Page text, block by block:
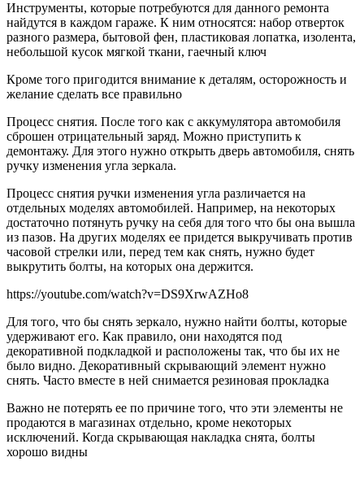
Инструменты, которые потребуются для данного ремонта
найдутся в каждом гараже. К ним относятся: набор отверток
разного размера, бытовой фен, пластиковая лопатка, изолента,
небольшой кусок мягкой ткани, гаечный ключ
Кроме того пригодится внимание к деталям, осторожность и
желание сделать все правильно
Процесс снятия. После того как с аккумулятора автомобиля
сброшен отрицательный заряд. Можно приступить к
демонтажу. Для этого нужно открыть дверь автомобиля, снять
ручку изменения угла зеркала.
Процесс снятия ручки изменения угла различается на
отдельных моделях автомобилей. Например, на некоторых
достаточно потянуть ручку на себя для того что бы она вышла
из пазов. На других моделях ее придется выкручивать против
часовой стрелки или, перед тем как снять, нужно будет
выкрутить болты, на которых она держится.
https://youtube.com/watch?v=DS9XrwAZHo8
Для того, что бы снять зеркало, нужно найти болты, которые
удерживают его. Как правило, они находятся под
декоративной подкладкой и расположены так, что бы их не
было видно. Декоративный скрывающий элемент нужно
снять. Часто вместе в ней снимается резиновая прокладка
Важно не потерять ее по причине того, что эти элементы не
продаются в магазинах отдельно, кроме некоторых
исключений. Когда скрывающая накладка снята, болты
хорошо видны